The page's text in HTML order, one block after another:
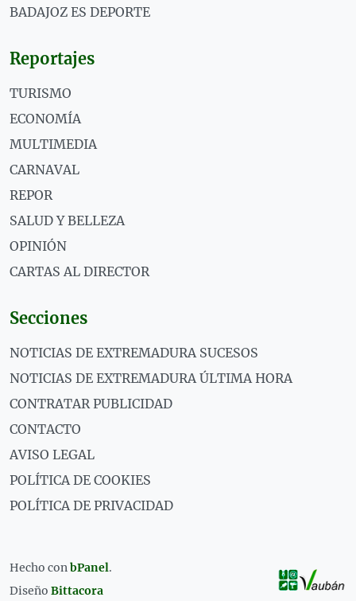
BADAJOZ ES DEPORTE
Reportajes
TURISMO
ECONOMÍA
MULTIMEDIA
CARNAVAL
REPOR
SALUD Y BELLEZA
OPINIÓN
CARTAS AL DIRECTOR
Secciones
NOTICIAS DE EXTREMADURA SUCESOS
NOTICIAS DE EXTREMADURA ÚLTIMA HORA
CONTRATAR PUBLICIDAD
CONTACTO
AVISO LEGAL
POLÍTICA DE COOKIES
POLÍTICA DE PRIVACIDAD
Hecho conbPanel.
Diseño Bittacora